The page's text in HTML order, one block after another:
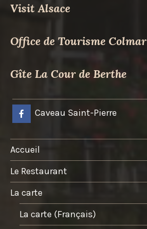
Visit Alsace
Office de Tourisme Colmar
Gîte La Cour de Berthe
Caveau Saint-Pierre
Accueil
Le Restaurant
La carte
La carte (Français)